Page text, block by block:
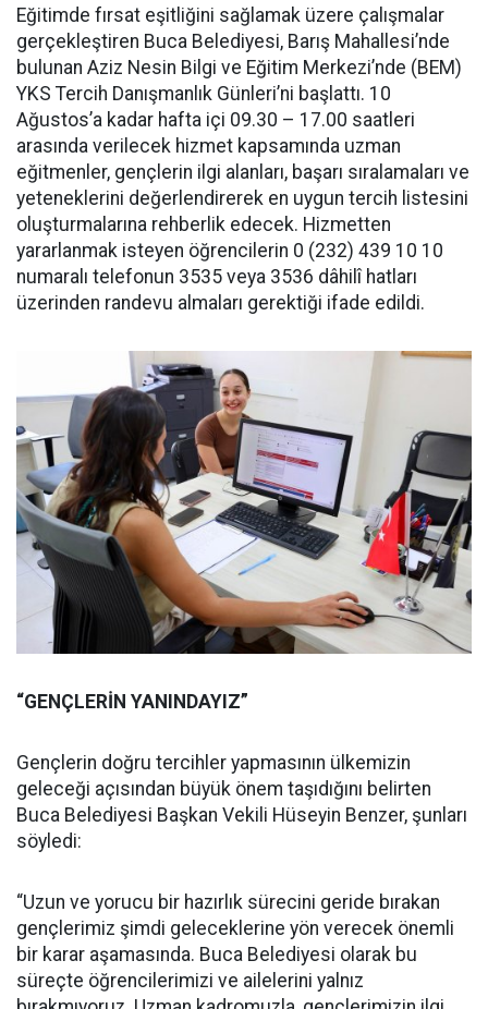
Eğitimde fırsat eşitliğini sağlamak üzere çalışmalar
gerçekleştiren Buca Belediyesi, Barış Mahallesi’nde
bulunan Aziz Nesin Bilgi ve Eğitim Merkezi’nde (BEM)
YKS Tercih Danışmanlık Günleri’ni başlattı. 10
Ağustos’a kadar hafta içi 09.30 – 17.00 saatleri
arasında verilecek hizmet kapsamında uzman
eğitmenler, gençlerin ilgi alanları, başarı sıralamaları ve
yeteneklerini değerlendirerek en uygun tercih listesini
oluşturmalarına rehberlik edecek. Hizmetten
yararlanmak isteyen öğrencilerin 0 (232) 439 10 10
numaralı telefonun 3535 veya 3536 dâhilî hatları
üzerinden randevu almaları gerektiği ifade edildi.
“GENÇLERİN YANINDAYIZ”
Gençlerin doğru tercihler yapmasının ülkemizin
geleceği açısından büyük önem taşıdığını belirten
Buca Belediyesi Başkan Vekili Hüseyin Benzer, şunları
söyledi:
“Uzun ve yorucu bir hazırlık sürecini geride bırakan
gençlerimiz şimdi geleceklerine yön verecek önemli
bir karar aşamasında. Buca Belediyesi olarak bu
süreçte öğrencilerimizi ve ailelerini yalnız